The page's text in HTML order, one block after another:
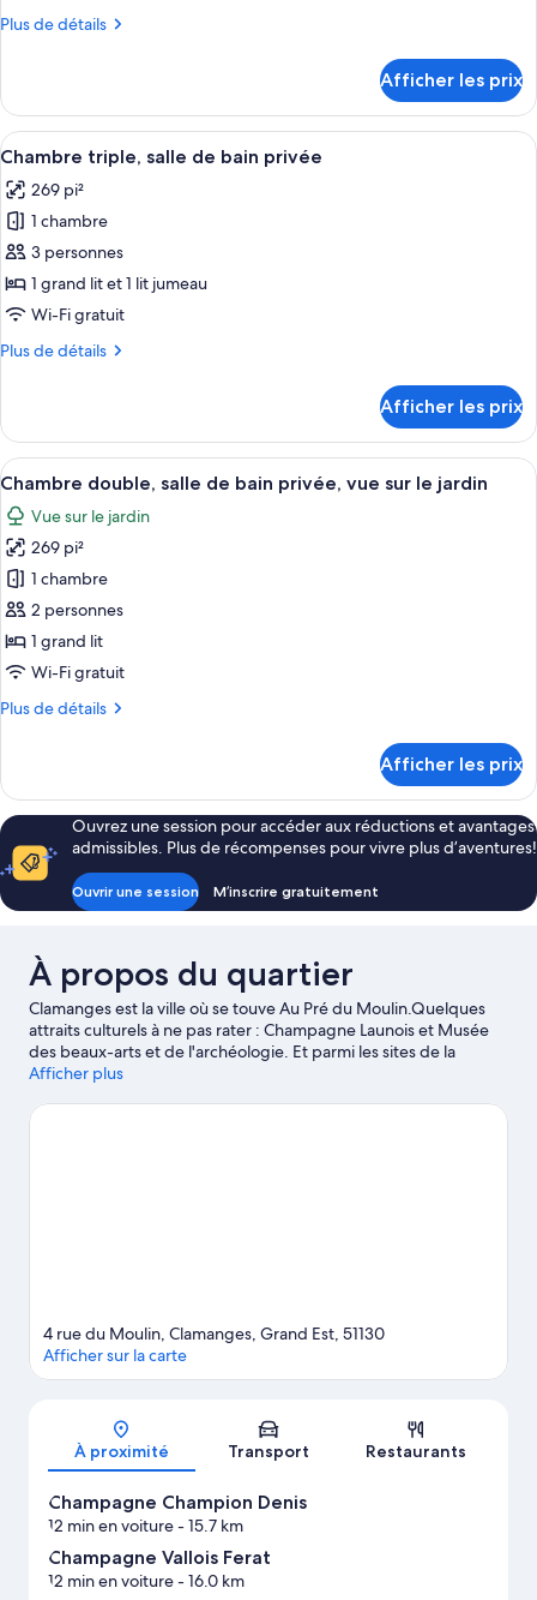
chambre :
salle
de
bain
privée
Plus de détails
Plus
Suite
familiale,
salle
bain
privée
Afficher les prix
Afficher
toutes
les
photos
pour
ce
type
chambre :
salle
de
bain
privée
Une chambre avec deux lits, une
4
Chambre triple, salle de bain privée
269 pi²
1 chambre
3 personnes
1 grand lit et 1 lit jumeau
Wi-Fi gratuit
Plus de détails
Plus
Chambre
triple,
salle
de
bain
privée
Afficher les prix
Afficher
toutes
les
photos
pour
ce
type
de
chambre :
Chambre
de
bain
privée,
vue
sur
jardin
Une chambre à coucher avec un lit,
5
Chambre double, salle de bain privée, vue sur le jardin
Vue sur le jardin
269 pi²
1 chambre
2 personnes
1 grand lit
Wi-Fi gratuit
Plus de détails
Plus
Chambre
double,
salle
de
bain
privée,
jardin
Afficher les prix
Ouvrez une session pour accéder aux réductions et avantages
admissibles. Plus de récompenses pour vivre plus d’aventures!
Ouvrir une session M’inscrire gratuitement
À propos du quartier
Clamanges est la ville où se touve Au Pré du Moulin.Quelques
attraits culturels à ne pas rater : Champagne Launois et Musée
des beaux-arts et de l'archéologie. Et parmi les sites de la
région, notons : Cathédrale Saint-Etienne de Châlons-en-
attraits valent également le détour : Cantina et Le ballon captif
Afficher plus
Carte
4 rue du Moulin, Clamanges, Grand Est, 51130
Afficher sur la carte
À proximité Transport Restaurants
Champagne Champion Denis
12 min en voiture- 15.7 km
Champagne Vallois Ferat
12 min en voiture- 16.0 km